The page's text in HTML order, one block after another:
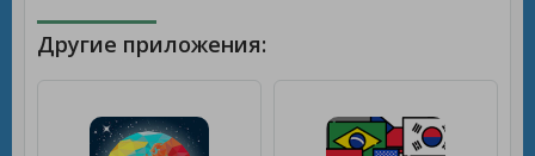
Другие приложения: